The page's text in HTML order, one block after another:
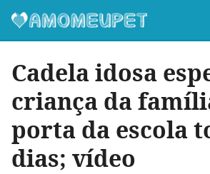
Cadela idosa
criança da
porta da escola
dias; vídeo